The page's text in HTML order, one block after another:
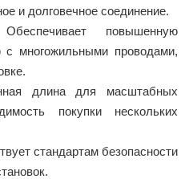
и долговечное соединение.
повышенную
с многожильными проводами,
длина для масштабных
покупки нескольких
стандартам безопасности